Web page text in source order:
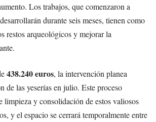
Los trabajos, que comenzaron a
durante seis meses, tienen como
restos arqueológicos y mejorar la
438.240 euros, la intervención planea
de las yeserías en julio. Este proceso
limpieza y consolidación de estos valiosos
y el espacio se cerrará temporalmente entre